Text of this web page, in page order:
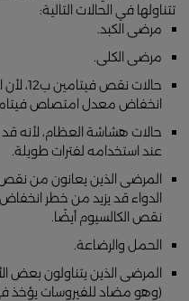
تتناولها في الحالات التالية:
مرضى الكبد.
مرضى الكلى.
حالات
انخفاض معدل امتصاص
حالات هشاشة العظام، لأنه
عند استخدامه لفترات طويلة.
المرضى الذين يعانون من
الدواء قد يزيد من خطر
نقص الكالسيوم أيضًا.
الحمل والرضاعة.
المرضى الذين يتناولون بعض
(وهو مضاد للفيروسات يؤخذ